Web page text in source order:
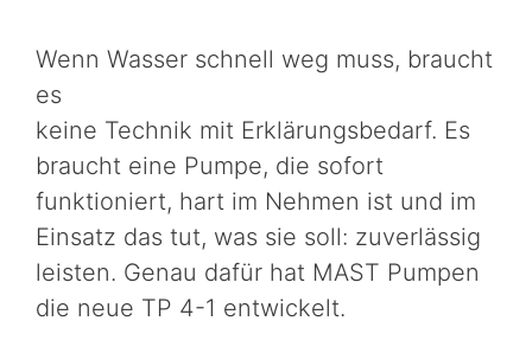
Wenn Wasser schnell weg muss, braucht
es
keine Technik mit Erklärungsbedarf. Es
braucht eine Pumpe, die sofort
funktioniert, hart im Nehmen ist und im
Einsatz das tut, was sie soll: zuverlässig
leisten. Genau dafür hat MAST Pumpen
die neue TP 4-1 entwickelt.